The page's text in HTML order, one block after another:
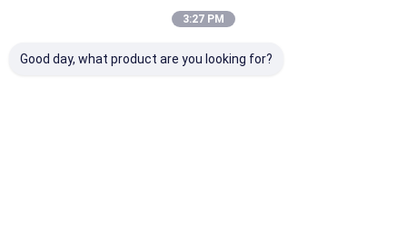
3:27 PM
Good day, what product are you looking for?